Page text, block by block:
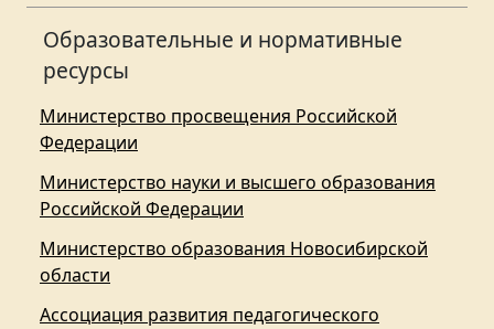
Образовательные и нормативные
ресурсы
Министерство просвещения Российской
Федерации
Министерство науки и высшего образования
Российской Федерации
Министерство образования Новосибирской
области
Ассоциация развития педагогического